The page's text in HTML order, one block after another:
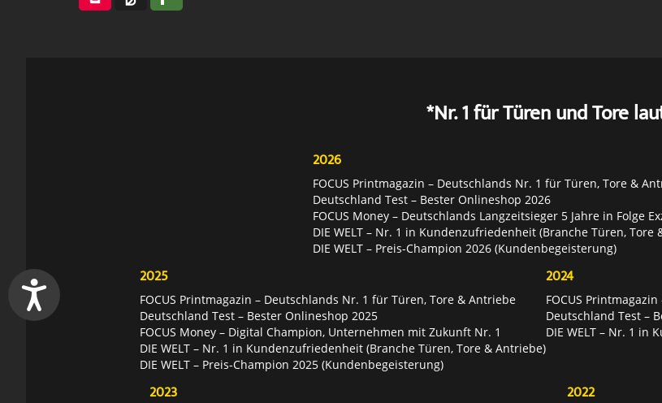
*Nr. 1 für Türen und Tore
2026
FOCUS Printmagazin – Deutschlands Nr. 1 für Türen, Tore &
Deutschland Test – Bester Onlineshop 2026
FOCUS Money – Deutschlands Langzeitsieger 5 Jahre in Folge
DIE WELT – Nr. 1 in Kundenzufriedenheit (Branche Türen, Tore
DIE WELT – Preis-Champion 2026 (Kundenbegeisterung)
2025
FOCUS Printmagazin – Deutschlands Nr. 1 für Türen, Tore & Antriebe
Deutschland Test – Bester Onlineshop 2025
FOCUS Money – Digital Champion, Unternehmen mit Zukunft Nr. 1
DIE WELT – Nr. 1 in Kundenzufriedenheit (Branche Türen, Tore & Antriebe)
DIE WELT – Preis-Champion 2025 (Kundenbegeisterung)
2024
FOCUS
Deutschland Test –
DIE WELT – Nr. 1 in
2023 2022